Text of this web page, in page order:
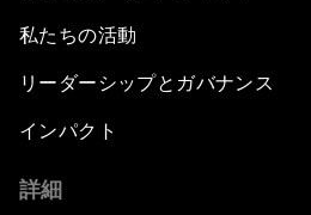
私たちの活動
リーダーシップとガバナンス
インパクト
詳細